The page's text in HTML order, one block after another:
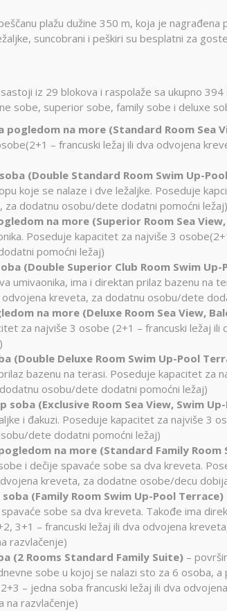
plažu dužine 350 m, koja je
suncobrani i peškiri su besplatni za
iz 29 blokova i raspolaže sa ukupno
sobe, superior sobe, family sobe i deluxe
pogledom na more (Standard Room Sea
– francuski ležaj ili dva odvojena
(Double Standard Room Swim Up-
koje se nalaze i dve ležaljke. Poseduje
za dodatnu osobu/dete dodatni pomoćni ležaj)
na more (Superior Room Sea
Poseduje kapacitet za najviše 3
pomoćni ležaj)
(Double Superior Club Room Swim
umivaonika, ima i direktan prilaz bazenu na
odvojena kreveta, za dodatnu osobu/dete
na more (Deluxe Room Sea View,
za najviše 3 osobe (2+1 – francuski ležaj
(Double Deluxe Room Swim Up-Pool
bazenu na terasi. Poseduje kapacitet za
osobu/dete dodatni pomoćni ležaj)
soba (Exclusive Room Sea View, Swim
i đakuzi. Poseduje kapacitet za najviše 3
dete dodatni pomoćni ležaj)
na more (Standard Family Room
i dečije spavaće sobe sa dva kreveta.
kreveta, za dodatne osobe/decu
(Family Room Swim Up-Pool Terrace)
sobe sa dva kreveta. Takođe ima
3+1 – francuski ležaj ili dva odvojena
razvlačenje)
(2 Rooms Standard Family Suite) –
sobe u kojoj se nalazi sto za 6 osoba,
– jedna soba francuski ležaj ili dva
na razvlačenje)